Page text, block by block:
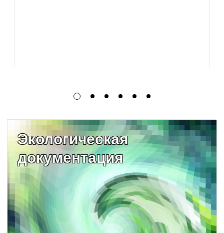
Экологическая
документация